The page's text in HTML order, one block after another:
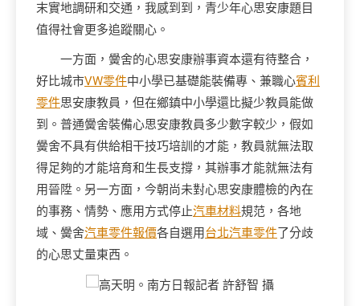
末實地調研和交通，我感到到，青少年心思安康題目
值得社會更多追蹤關心。
一方面，黌舍的心思安康辦事資本還有待整合，
好比城市VW零件中小學已基礎能裝備專、兼職心賓利
零件思安康教員，但在鄉鎮中小學還比擬少教員能做
到。普通黌舍裝備心思安康教員多少數字較少，假如
黌舍不具有供給相干技巧培訓的才能，教員就無法取
得足夠的才能培育和生長支撐，其辦事才能就無法有
用晉陞。另一方面，今朝尚未對心思安康體檢的內在
的事務、情勢、應用方式停止汽車材料規范，各地
域、黌舍汽車零件報價各自選用台北汽車零件了分歧
的心思丈量東西。